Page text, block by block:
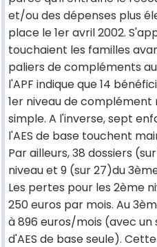
et/ou des dépenses plus
place le 1er avril 2002.
touchaient les familles
paliers de compléments
l'APF indique que 14
1er niveau de complément
simple. A l'inverse, sept
l'AES de base touchent
Par ailleurs, 38 dossiers
niveau et 9 (sur 27)du
Les pertes pour les 2ème
250 euros par mois. Au
à 896 euros/mois (avec
d'AES de base seule).